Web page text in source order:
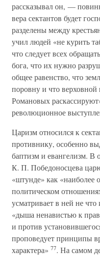
рассказывал он, —
вера сектантов будет
разделены между
учил людей «не курить
что следует всех
бога, что их нужно
общее равенство, что
поровну и что
Романовых
революционное
Царизм относился к
противнику, особенно
баптизм и евангелизм. В
К. П. Победоносцева
«штунде» как «наиболее
политическом
усматривает в ней не
«дыша ненавистью к
и против
проповедует принципы
характера» 77. На самом